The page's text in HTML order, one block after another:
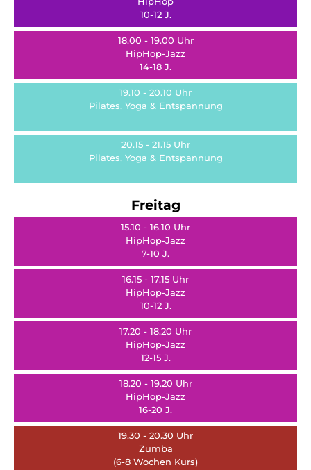
10-12 J.
18.00 - 19.00 Uhr
HipHop-Jazz
14-18 J.
19.10 - 20.10 Uhr
Pilates, Yoga & Entspannung
20.15 - 21.15 Uhr
Pilates, Yoga & Entspannung
Freitag
15.10 - 16.10 Uhr
HipHop-Jazz
7-10 J.
16.15 - 17.15 Uhr
HipHop-Jazz
10-12 J.
17.20 - 18.20 Uhr
HipHop-Jazz
12-15 J.
18.20 - 19.20 Uhr
HipHop-Jazz
16-20 J.
19.30 - 20.30 Uhr
Zumba
(6-8 Wochen Kurs)